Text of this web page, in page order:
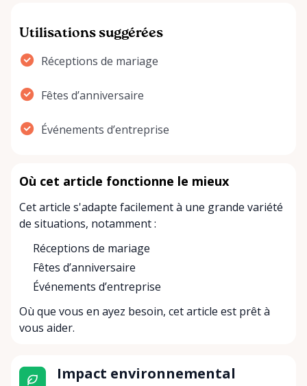
Utilisations suggérées
Réceptions de mariage
Fêtes d’anniversaire
Événements d’entreprise
Où cet article fonctionne le mieux
Cet article s'adapte facilement à une grande variété
de situations, notamment :
Réceptions de mariage
Fêtes d’anniversaire
Événements d’entreprise
Où que vous en ayez besoin, cet article est prêt à
vous aider.
Impact environnemental